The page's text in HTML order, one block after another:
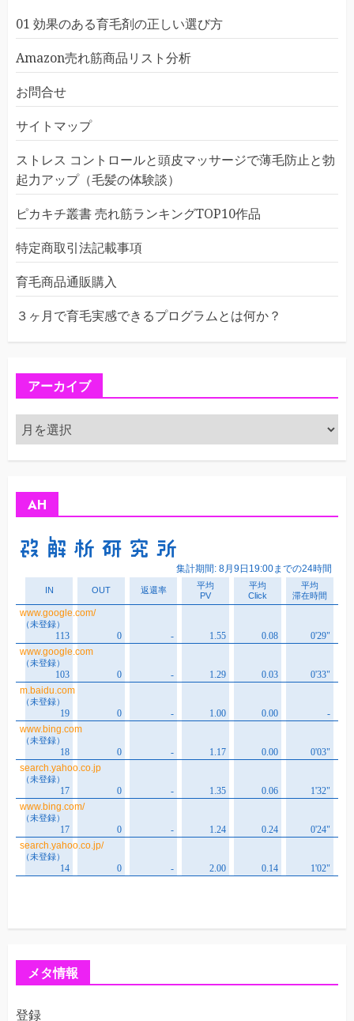
01 効果のある育毛剤の正しい選び方
Amazon売れ筋商品リスト分析
お問合せ
サイトマップ
ストレス コントロールと頭皮マッサージで薄毛防止と勃
起力アップ（毛髪の体験談）
ピカキチ叢書 売れ筋ランキングTOP10作品
特定商取引法記載事項
育毛商品通販購入
３ヶ月で育毛実感できるプログラムとは何か？
アーカイブ
ア
ー
カ
AH
メタ情報
登録